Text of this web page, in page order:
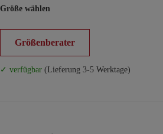
Größe wählen
Größenberater
✓ verfügbar (Lieferung 3-5 Werktage)